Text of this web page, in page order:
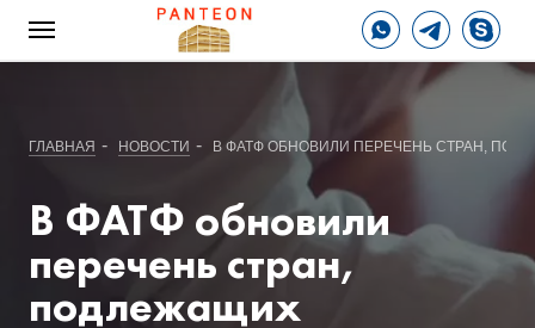
ГЛАВНАЯ - НОВОСТИ - В ФАТФ ОБНОВИЛИ ПЕРЕЧЕНЬ СТРАН,
В ФАТФ обновили
перечень стран,
подлежащих